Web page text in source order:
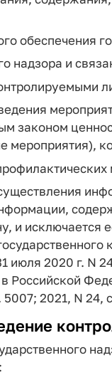
обеспечения
надзора и
законом
мероприятия),
и исключается
июля 2020 г. N
Российской
2021, N 24,